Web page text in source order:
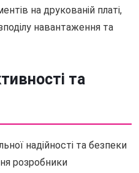
на друкованій платі,
навантаження та
та
надійності та безпеки
розробники